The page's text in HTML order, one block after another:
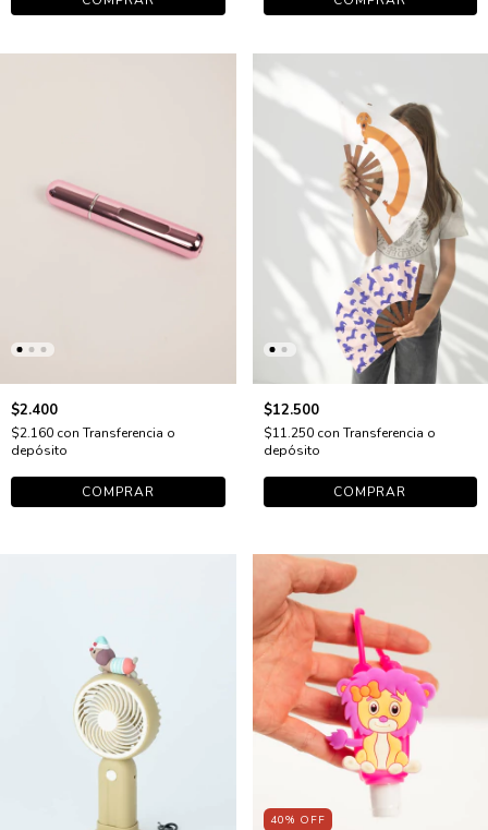
$2.400
$2.160 con Transferencia o
depósito
$12.500
$11.250 con Transferencia o
depósito
40% OFF